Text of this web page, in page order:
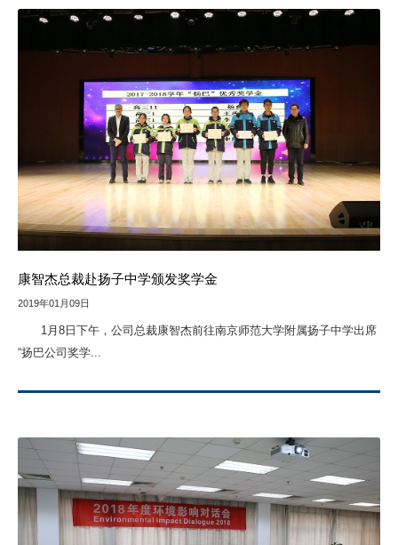
康智杰总裁赴扬子中学颁发奖学金
2019年01月09日
1月8日下午，公司总裁康智杰前往南京师范大学附属扬子中学出席
“扬巴公司奖学...